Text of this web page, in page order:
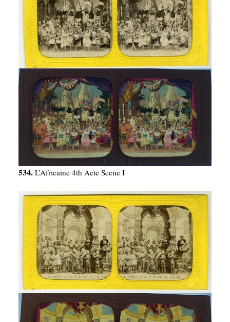
534. L’Africaine 4th Acte Scene I